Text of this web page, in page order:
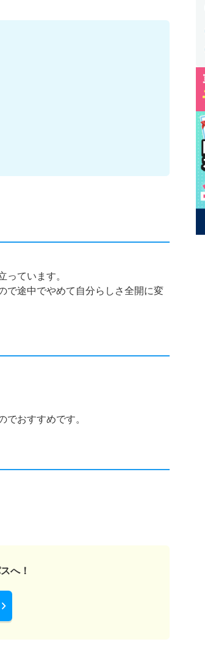
っています。
で途中でやめて自分らしさ全開に変
でおすすめです。
へ！